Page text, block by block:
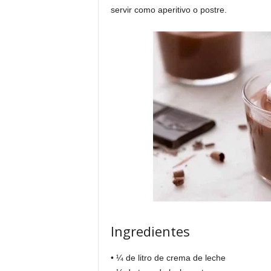
servir como aperitivo o postre.
Ingredientes
• ¼ de litro de crema de leche